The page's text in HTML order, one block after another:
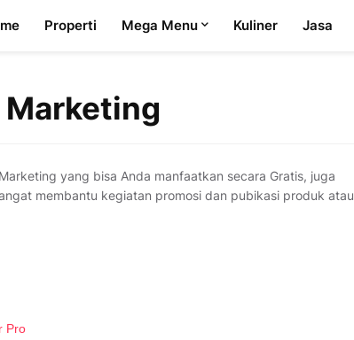
Properti Mega Menu Kuliner Jasa
Marketing
yang bisa Anda manfaatkan secara Gratis, juga
membantu kegiatan promosi dan pubikasi produk atau
Pro